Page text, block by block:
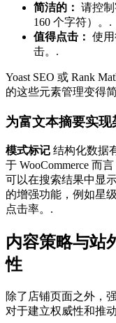
简洁的： 请控
160 个字符）。.
值得点击： 使
击。.
Yoast SEO 或 Rank
的这些元素管理变得
为富文本摘要实现
模式标记 结构化数据
于 WooCommerce 而
可以在搜索结果中显
的增强功能，例如星
点击率。.
内容策略与站
性
除了店铺页面之外，
对于建立权威性和推